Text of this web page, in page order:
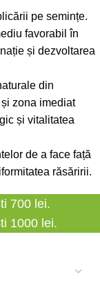
pe semințe.
favorabil în
și dezvoltarea
din
zona imediat
și vitalitatea
de a face față
răsăririi.
700 lei.
1000 lei.